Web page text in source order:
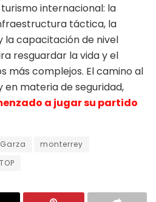
internacional: la
táctica, la
la capacitación de nivel
resguardar la vida y el
más complejos. El camino al
en materia de seguridad,
a jugar su partido
monterrey
TOP